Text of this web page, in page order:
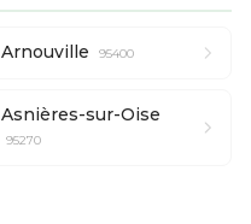
Arnouville 95400
Asnières-sur-Oise
95270